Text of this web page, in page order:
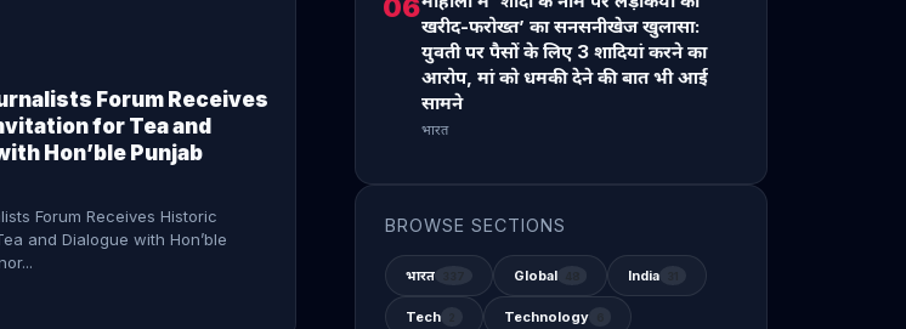
Forum Receives
for Tea and
Hon’ble Punjab
Forum Receives Historic
and Dialogue with Hon’ble
06
खरीद-फरोख्त’ का सनसनीखेज खुलासा:
युवती पर पैसों के लिए 3 शादियां करने का
आरोप, मां को धमकी देने की बात भी आई
सामने
भारत
BROWSE SECTIONS
भारत Global India
Tech Technology